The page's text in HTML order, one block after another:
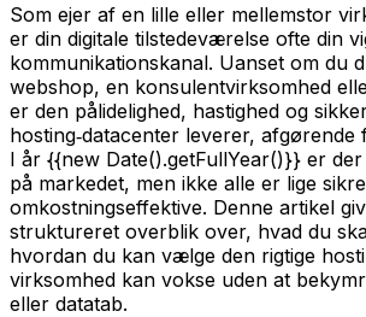
Som ejer af en lille eller mellemstor
er din digitale tilstedeværelse ofte din
kommunikationskanal. Uanset om du
webshop, en konsulentvirksomhed
er den pålidelighed, hastighed og
hosting‑datacenter leverer,
I år {{new Date().getFullYear()}} er
på markedet, men ikke alle er lige
omkostningseffektive. Denne artikel
struktureret overblik over, hvad du
hvordan du kan vælge den rigtige
virksomhed kan vokse uden at
eller datatab.